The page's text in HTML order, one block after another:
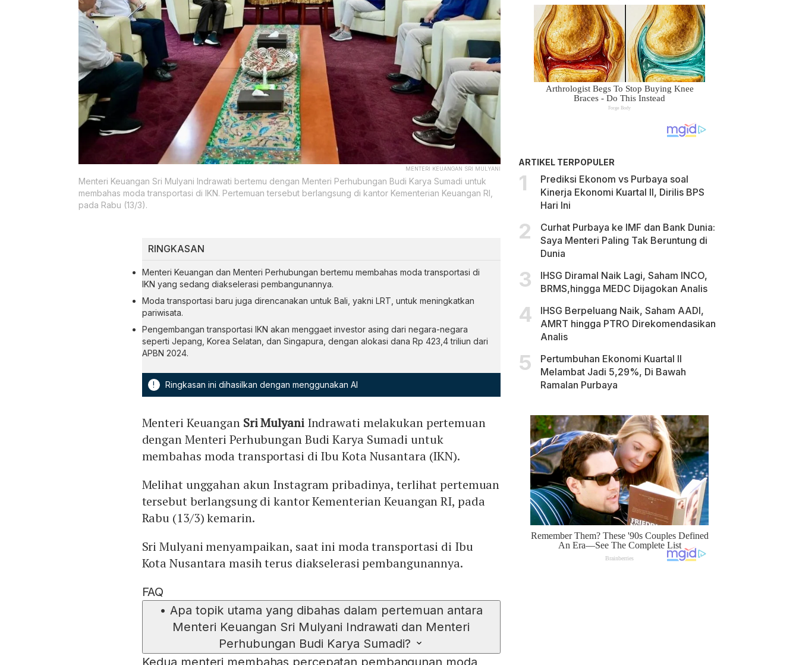
MENTERI KEUANGAN SRI MULYANI
Menteri Keuangan Sri Mulyani Indrawati bertemu dengan Menteri Perhubungan Budi Karya Sumadi untuk
membahas moda transportasi di IKN. Pertemuan tersebut berlangsung di kantor Kementerian Keuangan RI,
pada Rabu (13/3).
RINGKASAN
Menteri Keuangan dan Menteri Perhubungan bertemu membahas moda transportasi di
IKN yang sedang diakselerasi pembangunannya.
Moda transportasi baru juga direncanakan untuk Bali, yakni LRT, untuk meningkatkan
pariwisata.
Pengembangan transportasi IKN akan menggaet investor asing dari negara-negara
seperti Jepang, Korea Selatan, dan Singapura, dengan alokasi dana Rp 423,4 triliun dari
APBN 2024.
! Ringkasan ini dihasilkan dengan menggunakan AI
Menteri Keuangan Sri MulyaniIndrawati melakukan pertemuan
dengan Menteri Perhubungan Budi Karya Sumadi untuk
membahas moda transportasi di Ibu Kota Nusantara (IKN).
Melihat unggahan akun Instagram pribadinya, terlihat pertemuan
tersebut berlangsung di kantor Kementerian Keuangan RI, pada
Rabu (13/3) kemarin.
Sri Mulyani menyampaikan, saat ini moda transportasi di Ibu
Kota Nusantara masih terus diakselerasi pembangunannya.
FAQ
• Apa topik utama yang dibahas dalam pertemuan antara
Menteri Keuangan Sri Mulyani Indrawati dan Menteri
Perhubungan Budi Karya Sumadi?
ARTIKEL TERPOPULER
Prediksi Ekonom vs Purbaya soal
Kinerja Ekonomi Kuartal II, Dirilis BPS
Hari Ini
Curhat Purbaya ke IMF dan Bank Dunia:
Saya Menteri Paling Tak Beruntung di
Dunia
IHSG Diramal Naik Lagi, Saham INCO,
BRMS,hingga MEDC Dijagokan Analis
IHSG Berpeluang Naik, Saham AADI,
AMRT hingga PTRO Direkomendasikan
Analis
Pertumbuhan Ekonomi Kuartal II
Melambat Jadi 5,29%, Di Bawah
Ramalan Purbaya